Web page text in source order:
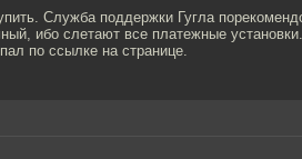
Служба поддержки Гугла
ибо слетают все платежные
по ссылке на странице.